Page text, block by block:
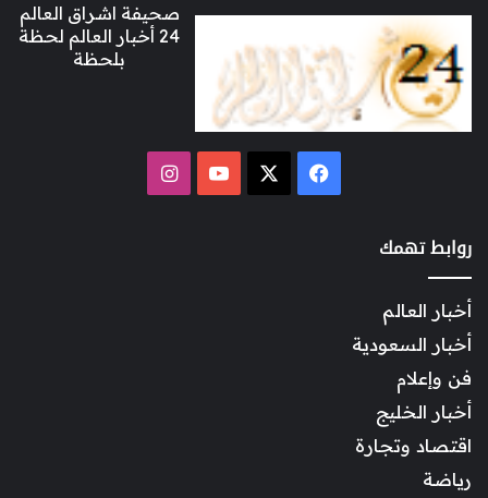
صحيفة اشراق العالم
24 أخبار العالم لحظة
بلحظة
فيسبوك ‫YouTubeانستقرام
روابط تهمك
أخبار العالم
أخبار السعودية
فن وإعلام
أخبار الخليج
اقتصاد وتجارة
رياضة